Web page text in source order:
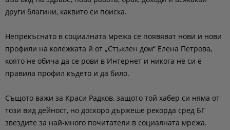
други благини, каквито си поиска.
Непрекъснато в социалната мрежа се появяват нови и нови
профили на колежката й от „Стъклен дом“ Елена Петрова,
която не обича да се рови в Интернет и никога не си е
правила профил където и да било.
Същото важи за Краси Радков, защото той хабер си няма от
този вид дейност, но доскоро държеше рекорда сред БГ
звездите за най-много почитатели в социалната мрежа.